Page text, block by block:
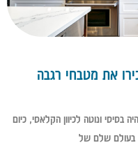
את מטבחי רגבה
ונוטה לכיוון הקלאסי, כיום
בעולם שלם של